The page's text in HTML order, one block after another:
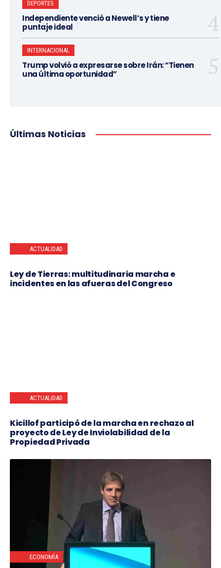
DEPORTES
Independiente venció a Newell’s y tiene
puntaje ideal
INTERNACIONAL
Trump volvió a expresarse sobre Irán: “Tienen
una última oportunidad”
Últimas Noticias
ACTUALIDAD
Ley de Tierras: multitudinaria marcha e
incidentes en las afueras del Congreso
ACTUALIDAD
Kicillof participó de la marcha en rechazo al
proyecto de Ley de Inviolabilidad de la
Propiedad Privada
ECONOMÍA